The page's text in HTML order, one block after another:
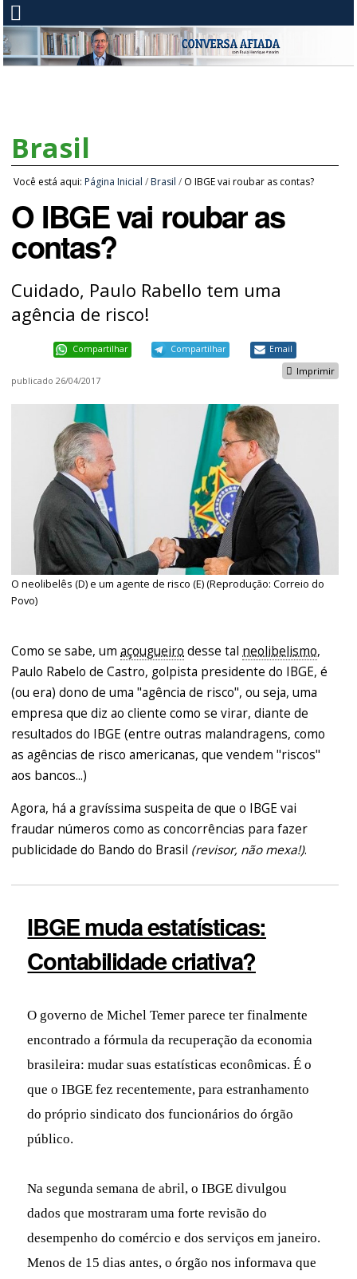
Brasil
Você está aqui: Página Inicial / Brasil / O IBGE vai roubar as contas?
O IBGE vai roubar as
contas?
Cuidado, Paulo Rabello tem uma
agência de risco!
Compartilhar Compartilhar Email
Imprimir
publicado 26/04/2017
O neolibelês (D) e um agente de risco (E) (Reprodução: Correio do
Povo)
Como se sabe, umaçougueiro desse tal neolibelismo,
Paulo Rabelo de Castro, golpista presidente do IBGE, é
(ou era) dono de uma "agência de risco", ou seja, uma
empresa que diz ao cliente como se virar, diante de
resultados do IBGE (entre outras malandragens, como
as agências de risco americanas, que vendem "riscos"
aos bancos...)
Agora, há a gravíssima suspeita de que o IBGE vai
fraudar números como as concorrências para fazer
publicidade do Bando do Brasil (revisor, não mexa!).
IBGE muda estatísticas:
Contabilidade criativa?
O governo de Michel Temer parece ter finalmente
encontrado a fórmula da recuperação da economia
brasileira: mudar suas estatísticas econômicas. É o
que o IBGE fez recentemente, para estranhamento
do próprio sindicato dos funcionários do órgão
público.
Na segunda semana de abril, o IBGE divulgou
dados que mostraram uma forte revisão do
desempenho do comércio e dos serviços em janeiro.
Menos de 15 dias antes, o órgão nos informava que